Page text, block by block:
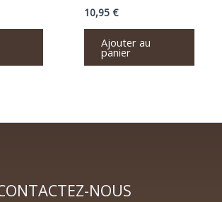
10,95 €
Ajouter au
panier
NOUS